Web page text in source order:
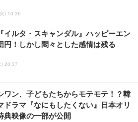
) 10:36
イルタ・スキャンダル』ハッピーエン
円！しかし悶々とした感情は残る
20:37
ワン、子どもたちからモテモテ！？韓
ドラマ『なにもしたくない』日本オリ
典映像の一部が公開